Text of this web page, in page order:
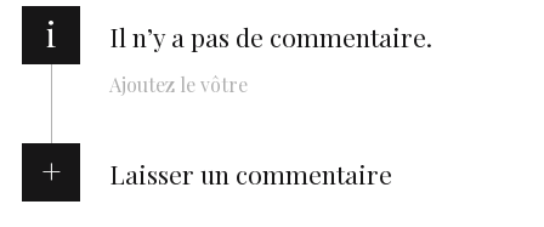
i Il n’y a pas de commentaire.
Ajoutez le vôtre
Laisser un commentaire